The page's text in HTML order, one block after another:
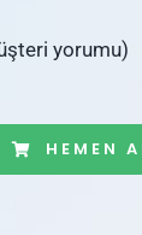
yorumu)
HEMEN